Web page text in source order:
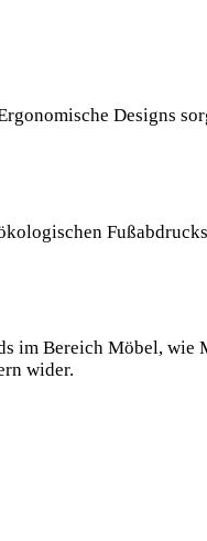
Designs
im Bereich Möbel, wie
wider.